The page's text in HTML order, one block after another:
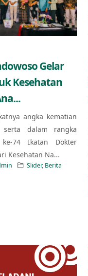
Gelar
Kesehatan
angka kematian
dalam rangka
74 Ikatan Dokter
Kesehatan Na...
Slider, Berita